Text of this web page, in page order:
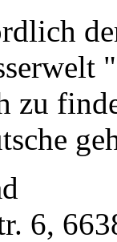
zu
6,